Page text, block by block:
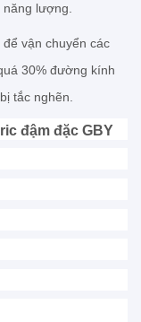
lượng.
vận chuyển các
30% đường kính
tắc nghẽn.
đậm đặc GBY